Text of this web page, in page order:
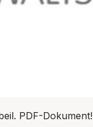
PDF-Dokument!